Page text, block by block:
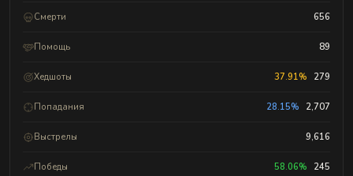
Смерти 656
Помощь 89
Хедшоты 37.91% 279
Попадания 28.15% 2,707
Выстрелы 9,616
Победы 58.06% 245